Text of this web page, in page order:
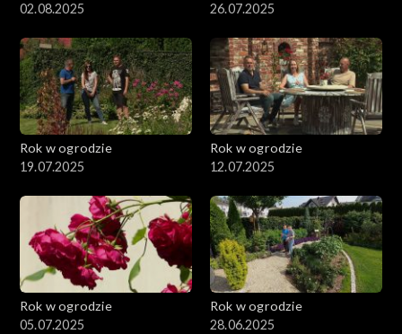
02.08.2025
26.07.2025
Rok w ogrodzie
19.07.2025
Rok w ogrodzie
12.07.2025
Rok w ogrodzie
05.07.2025
Rok w ogrodzie
28.06.2025